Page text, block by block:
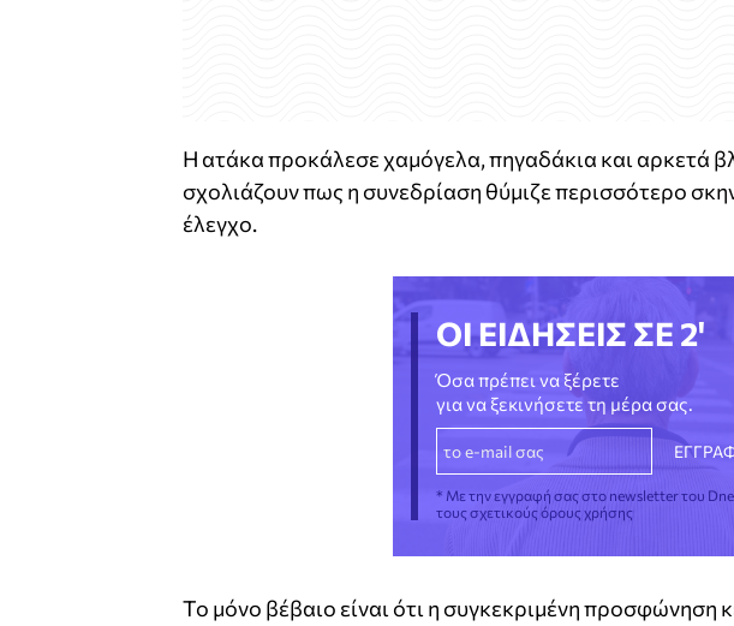
Η ατάκα προκάλεσε χαμόγελα, πηγαδάκια και αρκετά
σχολιάζουν πως η συνεδρίαση θύμιζε περισσότερο
έλεγχο.
ΟΙ ΕΙΔΗΣΕΙΣ ΣΕ 2'
Όσα πρέπει να ξέρετε
για να ξεκινήσετε τη μέρα σας.
* Με την εγγραφή σας στο newsletter του
τους σχετικούς όρους χρήσης
Το μόνο βέβαιο είναι ότι η συγκεκριμένη προσφώνηση